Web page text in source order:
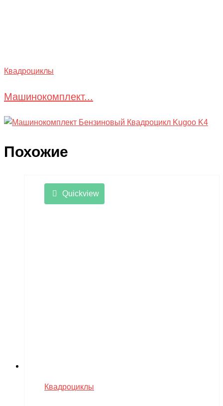
Квадроциклы
Машинокомплект...
Похожие
Quickview
Квадроциклы